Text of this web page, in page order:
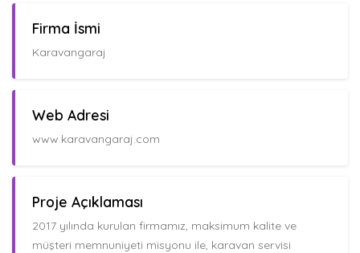
Firma İsmi
Karavangaraj
Web Adresi
www.karavangaraj.com
Proje Açıklaması
2017 yılında kurulan firmamız, maksimum kalite ve
müşteri memnuniyeti misyonu ile, karavan servisi